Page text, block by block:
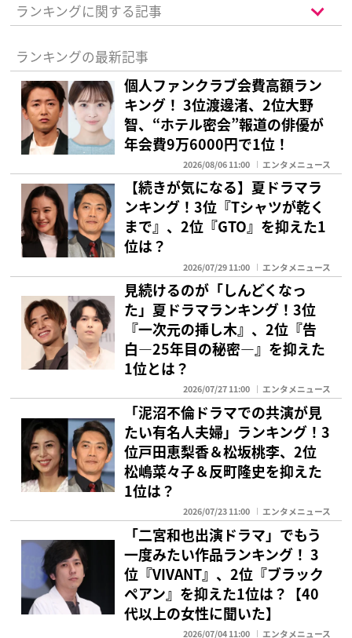
ランキングに関する記事
ランキングの最新記事
個人ファンクラブ会費高額ラン
キング！ 3位渡邊渚、2位大野
智、“ホテル密会”報道の俳優が
年会費9万6000円で1位！
2026/08/06 11:00 エンタメニュース
【続きが気になる】夏ドラマラ
ンキング！3位『Tシャツが乾く
まで』、2位『GTO』を抑えた1
位は？
2026/07/29 11:00 エンタメニュース
見続けるのが「しんどくなっ
た」夏ドラマランキング！3位
『一次元の挿し木』、2位『告
白―25年目の秘密―』を抑えた
1位とは？
2026/07/27 11:00 エンタメニュース
「泥沼不倫ドラマでの共演が見
たい有名人夫婦」ランキング！3
位戸田恵梨香＆松坂桃李、2位
松嶋菜々子＆反町隆史を抑えた
1位は？
2026/07/23 11:00 エンタメニュース
「二宮和也出演ドラマ」でもう
一度みたい作品ランキング！ 3
位『VIVANT』、2位『ブラック
ペアン』を抑えた1位は？【40
代以上の女性に聞いた】
2026/07/04 11:00 エンタメニュース